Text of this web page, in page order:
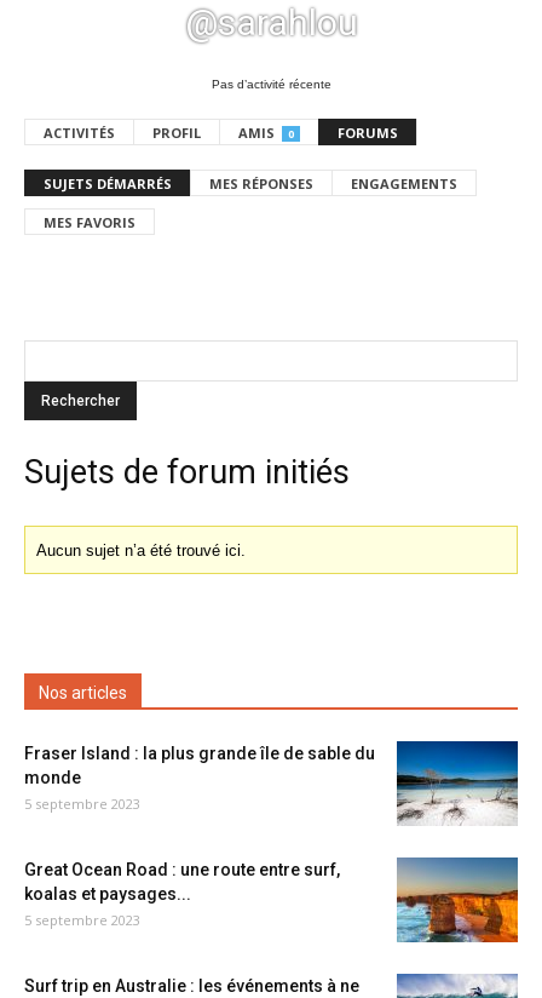
@sarahlou
Pas d’activité récente
ACTIVITÉS PROFIL AMIS 0 FORUMS
SUJETS DÉMARRÉS MES RÉPONSES ENGAGEMENTS
MES FAVORIS
Sujets de forum initiés
Aucun sujet n’a été trouvé ici.
Nos articles
Fraser Island : la plus grande île de sable du
monde
5 septembre 2023
Great Ocean Road : une route entre surf,
koalas et paysages...
5 septembre 2023
Surf trip en Australie : les événements à ne